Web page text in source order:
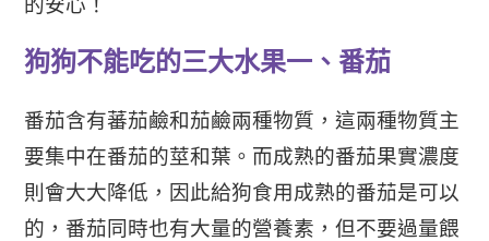
的安心！
狗狗不能吃的三大水果一、番茄
番茄含有蕃茄鹼和茄鹼兩種物質，這兩種物質主
要集中在番茄的莖和葉。而成熟的番茄果實濃度
則會大大降低，因此給狗食用成熟的番茄是可以
的，番茄同時也有大量的營養素，但不要過量餵